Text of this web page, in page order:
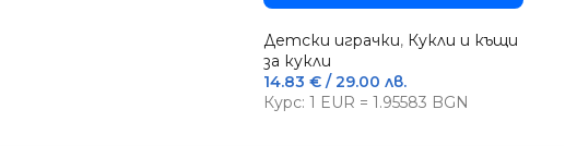
Детски играчки, Кукли и къщи
за кукли
14.83 € / 29.00 лв.
Курс: 1 EUR = 1.95583 BGN